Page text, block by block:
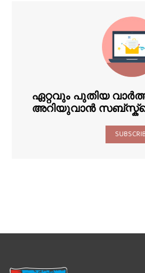
ഏറ്റവും പുതിയ
അറിയുവാൻ